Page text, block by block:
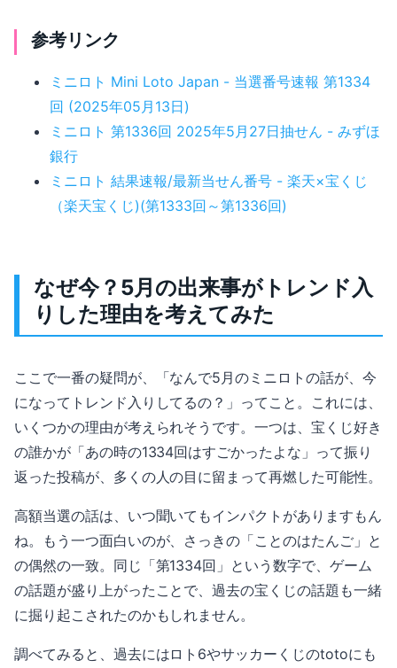
参考リンク
ミニロト Mini Loto Japan - 当選番号速報 第1334
回 (2025年05月13日)
ミニロト 第1336回 2025年5月27日抽せん - みずほ
銀行
ミニロト 結果速報/最新当せん番号 - 楽天×宝くじ
（楽天宝くじ)(第1333回～第1336回)
なぜ今？5月の出来事がトレンド入
りした理由を考えてみた
ここで一番の疑問が、「なんで5月のミニロトの話が、今
になってトレンド入りしてるの？」ってこと。これには、
いくつかの理由が考えられそうです。一つは、宝くじ好き
の誰かが「あの時の1334回はすごかったよな」って振り
返った投稿が、多くの人の目に留まって再燃した可能性。
高額当選の話は、いつ聞いてもインパクトがありますもん
ね。もう一つ面白いのが、さっきの「ことのはたんご」と
の偶然の一致。同じ「第1334回」という数字で、ゲーム
の話題が盛り上がったことで、過去の宝くじの話題も一緒
に掘り起こされたのかもしれません。
調べてみると、過去にはロト6やサッカーくじのtotoにも